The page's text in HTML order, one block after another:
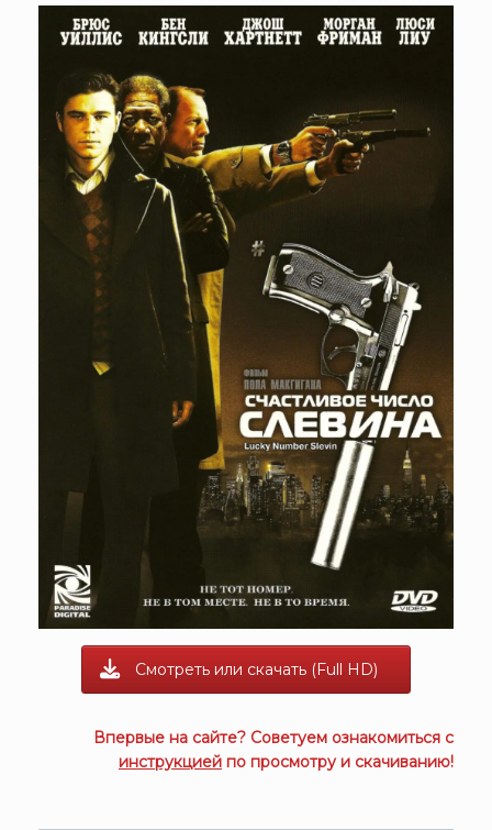
Смотреть или скачать (Full HD)
Впервые на сайте? Советуем ознакомиться с
инструкцией по просмотру и скачиванию!